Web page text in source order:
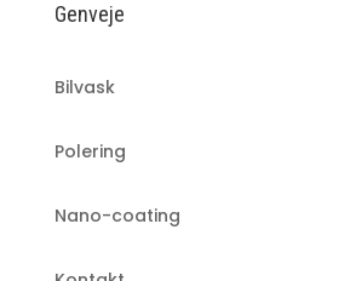
Genveje
Bilvask
Polering
Nano-coating